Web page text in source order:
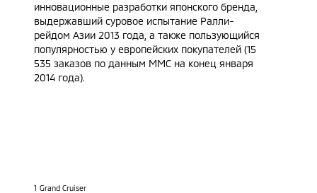
инновационные разработки японского бренда,
выдержавший суровое испытание Ралли-
рейдом Азии 2013 года, а также пользующийся
популярностью у европейских покупателей (15
535 заказов по данным ММС на конец января
2014 года).
1 Grand Cruiser